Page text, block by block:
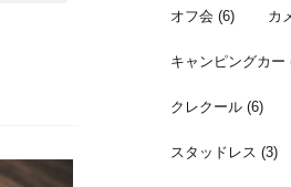
オフ会 (6) カ
キャンピングカー
クレクール (6)
スタッドレス (3)